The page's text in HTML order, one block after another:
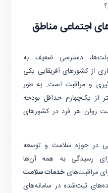
اجتماعی مناطق
دسترسی ضعیف به
از کشورهای آفریقایی یکی
و مراقبت است. به طور
از یک‌چهارم حداقل بودجه‌
روان هر فرد در کشورهای
در حوزه سلامت و توسعه
رسیدگی به همه آن‌ها
مراقبت‌هایخدمات سلامت
ثبت‌شده در سامانه‌های